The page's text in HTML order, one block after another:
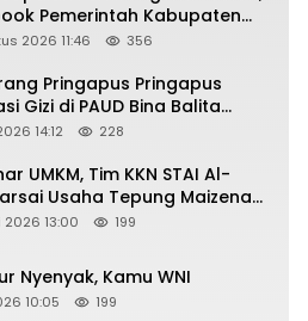
Pemerintah Kabupaten
Warganet
2026 11:46 356
Pringapus Pringapus
Gizi di PAUD Bina Balita
Anak Nasional 2026
14:12 228
UMKM, Tim KKN STAI Al-
Usaha Tepung Maizena
13:00 199
Nyenyak, Kamu WNI
10:05 199